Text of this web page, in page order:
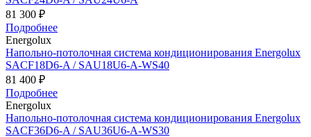
81 300 ₽
Подробнее
Energolux
Напольно-потолочная система кондиционирования Energolux
SAСF18D6-A / SAU18U6-A-WS40
81 400 ₽
Подробнее
Energolux
Напольно-потолочная система кондиционирования Energolux
SAСF36D6-A / SAU36U6-A-WS30